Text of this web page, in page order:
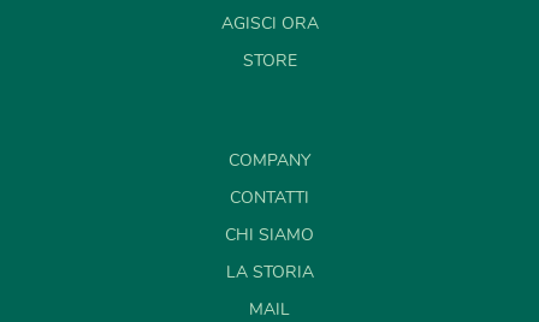
AGISCI ORA
STORE
COMPANY
CONTATTI
CHI SIAMO
LA STORIA
MAIL